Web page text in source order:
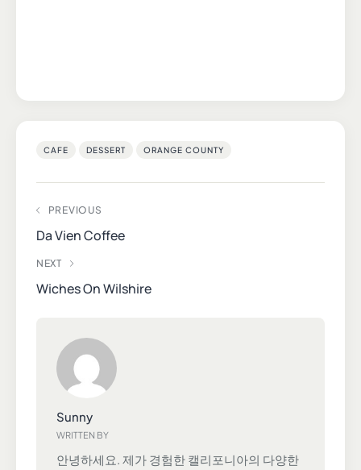
CAFE DESSERT ORANGE COUNTY
PREVIOUS
Da Vien Coffee
NEXT
Wiches On Wilshire
WRITTEN BY
Sunny
안녕하세요. 제가 경험한 캘리포니아의 다양한